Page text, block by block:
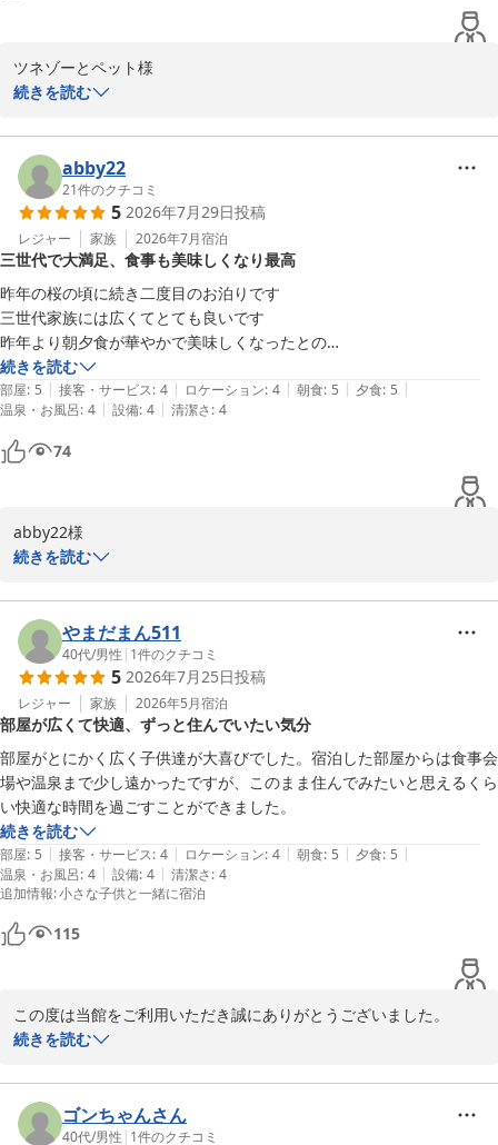
ツネゾーとペット様
この度はご宿泊いただき誠にありがとうございました。
ます。
いただいたお言葉を励みにスタッフ一同より良い環境づくりに励ん
でまいります。
また機会がございましたらお越しいただけますと幸いです。
ウェルネスの森伊東　スタッフ一同
ウェルネスの森 伊東（共立リゾート）
2026-08-03
続きを読む
abby22
21件のクチコミ
5 2026年7月29日投稿
レジャー 家族 2026年7月宿泊
三世代で大満足、食事も美味しくなり最高
昨年の桜の頃に続き二度目のお泊りです
三世代家族には広くてとても良いです
昨年より朝夕食が華やかで美味しくなったとの
皆の感想です
ゲームの貸し出しにも
みんなで楽しめたし、大満足
又、伺います
続きを読む
部屋: 5 | 接客・サービス: 4 | ロケーション: 4 | 朝食: 5 | 夕食: 5 |
温泉・お風呂: 4 | 設備: 4 | 清潔さ: 4
74
abby22様
この度は、再度のご来館をありがとうございました。
ます。
これからも快適にお過ごしいただけるよう努めてまいります。
次回のご来館をスタッフ一同心よりお待ち申し上げます。
ウェルネスの森伊東　スタッフ一同
ウェルネスの森 伊東（共立リゾート）
続きを読む
やまだまん511
40代/男性 | 1件のクチコミ
5 2026年7月25日投稿
レジャー 家族 2026年5月宿泊
部屋が広くて快適、ずっと住んでいたい気分
部屋がとにかく広く子供達が大喜びでした。宿泊した部屋からは食事会
場や温泉まで少し遠かったですが、このまま住んでみたいと思えるくら
い快適な時間を過ごすことができました。
続きを読む
部屋: 5 | 接客・サービス: 4 | ロケーション: 4 | 朝食: 5 | 夕食: 5 |
温泉・お風呂: 4 | 設備: 4 | 清潔さ: 4
追加情報:小さな子供と一緒に宿泊
115
この度は当館をご利用いただき誠にありがとうございました。
お子様が楽しまれ快適にお過ごしいただけたとのことで光栄でござ
一方で移動距離がご負担になった点は恐縮に存じます。
ご感想は今後のサービス改善に役立てさせていただきますので
ぜひまたお越しくださいましたら嬉しく存じます。
続きを読む
ゴンちゃんさん
40代/男性 | 1件のクチコミ